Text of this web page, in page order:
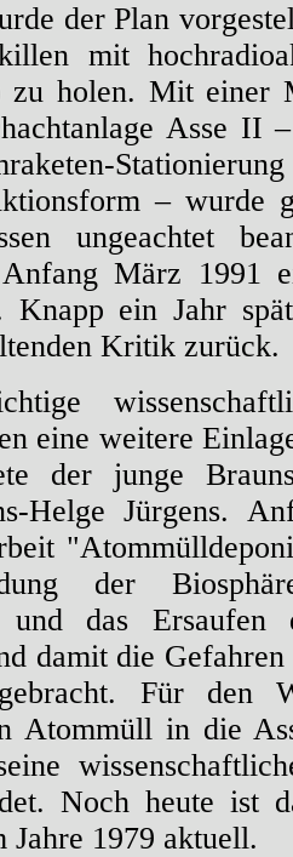
der Plan
mit
holen. Mit einer
Asse II
– wurde
ungeachtet
März 1991
Knapp ein Jahr
Kritik zurück.
eine weitere
der junge
Helge Jürgens.
der
und das Ersaufen
damit die Gefahren
Für den
Atommüll in die
Noch heute ist
Jahre 1979 aktuell.